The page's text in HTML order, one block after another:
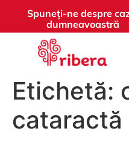
Spuneți-ne despre
dumneavoastră
Etichetă:
cataractă